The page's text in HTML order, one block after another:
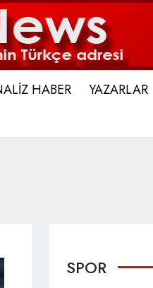
HABER YAZARLAR
SPOR